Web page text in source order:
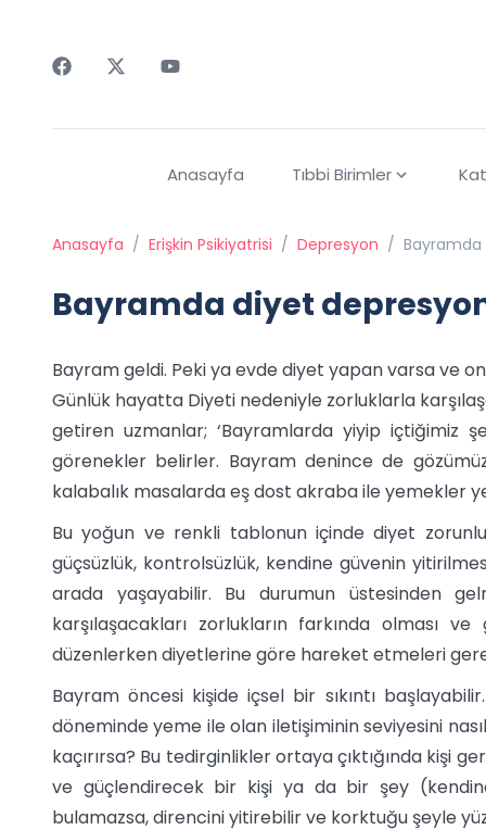
Anasayfa Tıbbi Birimler
Anasayfa / Erişkin Psikiyatrisi / Depresyon / Bayramda
Bayramda diyet
Bayram geldi. Peki ya evde diyet yapan varsa ve
Günlük hayatta Diyeti nedeniyle zorluklarla
getiren uzmanlar; ‘Bayramlarda yiyip içtiğimiz
görenekler belirler. Bayram denince de
kalabalık masalarda eş dost akraba ile yemekler
Bu yoğun ve renkli tablonun içinde diyet
güçsüzlük, kontrolsüzlük, kendine güvenin
arada yaşayabilir. Bu durumun üstesinden
karşılaşacakları zorlukların farkında olması
düzenlerken diyetlerine göre hareket etmeleri
Bayram öncesi kişide içsel bir sıkıntı
döneminde yeme ile olan iletişiminin seviyesini
kaçırırsa? Bu tedirginlikler ortaya çıktığında kişi
ve güçlendirecek bir kişi ya da bir şey
bulamazsa, direncini yitirebilir ve korktuğu şeyle